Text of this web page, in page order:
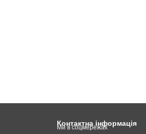
Контактна інформація
Ми в соцмережах